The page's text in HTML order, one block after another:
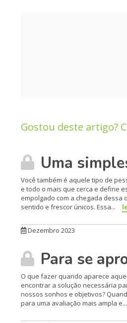
Gostou deste artigo?
Uma
Você também é aquele tipo de
e todo o mais que cerca e define
empolgado com a chegada dessa
sentido e frescor únicos. Essa...
Dezembro 2023
Para se
O que fazer quando aparece
encontrar a solução necessária
nossos sonhos e objetivos?
para uma avaliação mais ampla e...